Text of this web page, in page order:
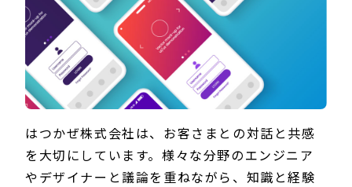
はつかぜ株式会社は、お客さまとの対話と共感
を大切にしています。様々な分野のエンジニア
やデザイナーと議論を重ねながら、知識と経験